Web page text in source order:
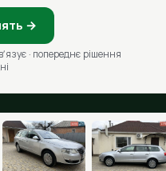
→
· попереднє рішення